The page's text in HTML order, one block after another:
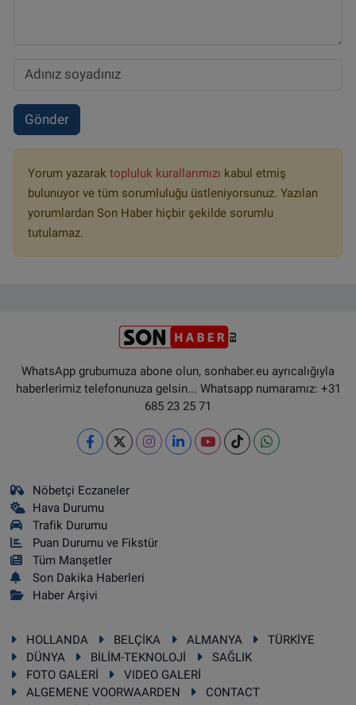
Gönder
Yorum yazarak topluluk kurallarımızı kabul etmiş
bulunuyor ve tüm sorumluluğu üstleniyorsunuz. Yazılan
yorumlardan Son Haber hiçbir şekilde sorumlu
tutulamaz.
WhatsApp grubumuza abone olun, sonhaber.eu ayrıcalığıyla
haberlerimiz telefonunuza gelsin... Whatsapp numaramız: +31
685 23 25 71
Nöbetçi Eczaneler
Hava Durumu
Trafik Durumu
Puan Durumu ve Fikstür
Tüm Manşetler
Son Dakika Haberleri
Haber Arşivi
HOLLANDA BELÇİKA ALMANYA
TÜRKİYE
DÜNYA
BİLİM-TEKNOLOJİ
SAĞLIK
FOTO GALERİ
VIDEO GALERİ
ALGEMENE VOORWAARDEN
CONTACT